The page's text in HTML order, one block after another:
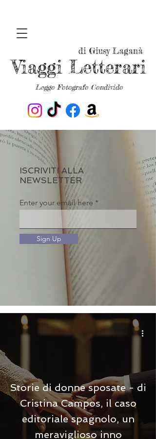
Leggo Fotografo Condivido
Viaggi Letterari
di Giusy Laganà
ISCRIVITI ALLA
NEWSLETTER
Enter your email here
Sign Up
Storie di donne sposate - di
Cristina Campos, il caso
editoriale spagnolo, un
meraviglioso inno